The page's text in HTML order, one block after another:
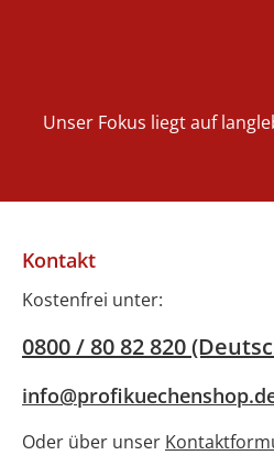
Unser Fokus liegt auf
Kontakt
Kostenfrei unter:
0800 / 80 82 820
Oder über unser